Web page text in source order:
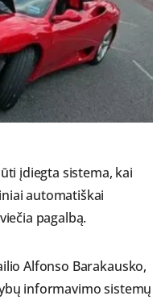
įdiegta sistema, kai
automatiškai
pagalbą.
Alfonso Barakausko,
informavimo sistemų